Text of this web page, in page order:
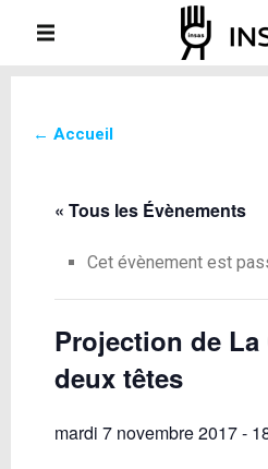
← Accueil
« Tous les Évènements
Cet évènement est
Projection de La
deux têtes
mardi 7 novembre 2017 -